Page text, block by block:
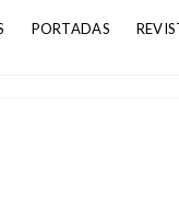
PORTADAS